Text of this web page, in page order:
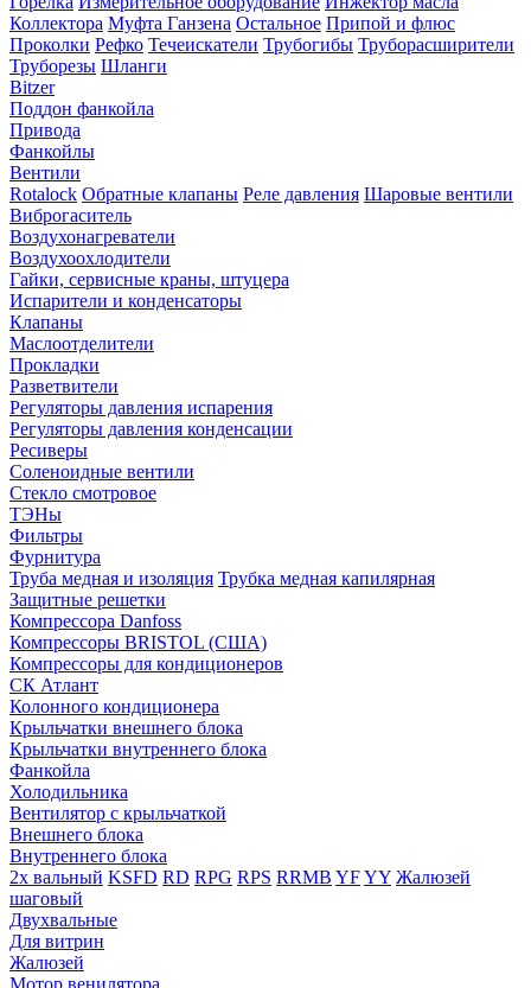
Коллектора Муфта Ганзена Остальное Припой и флюс
Проколки Рефко Течеискатели Трубогибы Труборасширители
Труборезы Шланги
Bitzer
Поддон фанкойла
Привода
Фанкойлы
Вентили
Rotalock Обратные клапаны Реле давления Шаровые вентили
Виброгаситель
Воздухонагреватели
Воздухоохлодители
Гайки, сервисные краны, штуцера
Испарители и конденсаторы
Клапаны
Маслоотделители
Прокладки
Разветвители
Регуляторы давления испарения
Регуляторы давления конденсации
Ресиверы
Соленоидные вентили
Стекло смотровое
ТЭНы
Фильтры
Фурнитура
Труба медная и изоляция Трубка медная капилярная
Защитные решетки
Компрессора Danfoss
Компрессоры BRISTOL (США)
Компрессоры для кондиционеров
СК Атлант
Колонного кондиционера
Крыльчатки внешнего блока
Крыльчатки внутреннего блока
Фанкойла
Холодильника
Вентилятор с крыльчаткой
Внешнего блока
Внутреннего блока
2х вальный KSFD RD RPG RPS RRMB YFYY Жалюзей
шаговый
Двухвальные
Для витрин
Жалюзей
Мотор венилятора